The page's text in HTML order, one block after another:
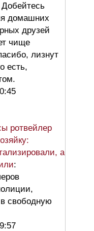
домашних
друзей
чище
лизнут
есть,
ротвейлер
а
:
свободную